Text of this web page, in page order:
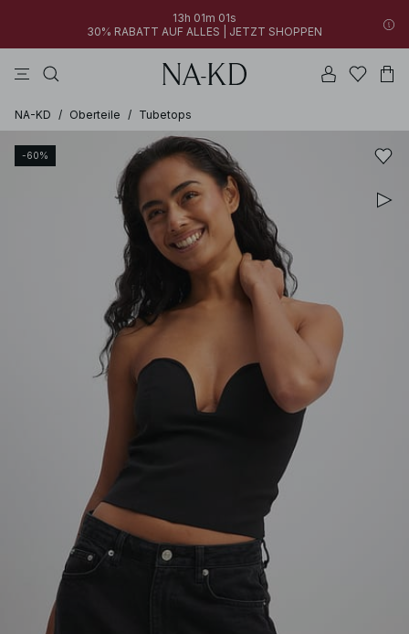
13h 01m 01s
30% RABATT AUF ALLES | JETZT SHOPPEN
NA-KD / Oberteile / Tubetops
-60%